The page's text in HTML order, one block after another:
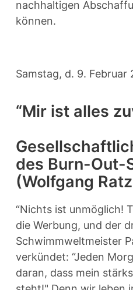
nachhaltigen
können.
Samstag, d. 9. Februar
“Mir ist alles
des Burn-Out-
(Wolfgang
“Nichts ist unmöglich!
die Werbung, und der
Schwimmweltmeister
verkündet: “Jeden
daran, dass mein